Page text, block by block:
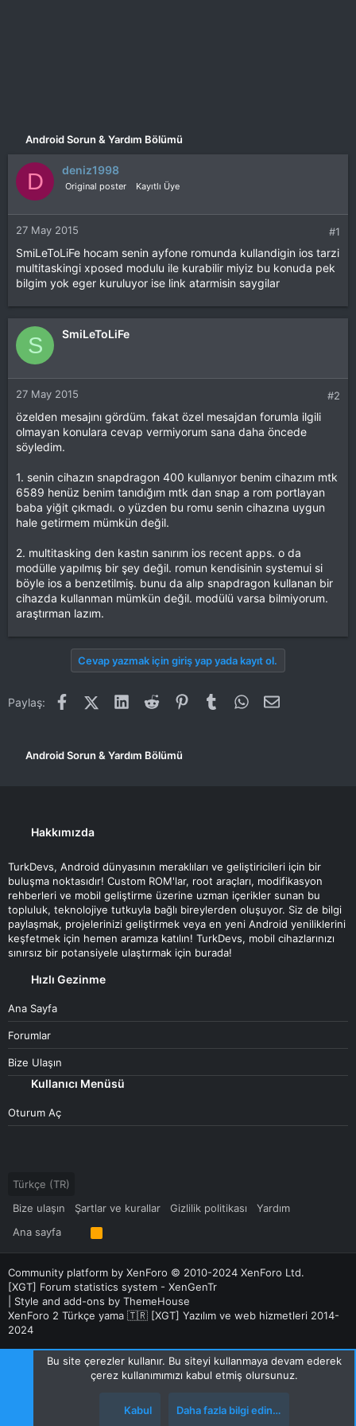
Android Sorun & Yardım Bölümü
D deniz1998
Original poster Kayıtlı Üye
27 May 2015 #1
SmiLeToLiFe hocam senin ayfone romunda kullandigin ios tarzi
multitaskingi xposed modulu ile kurabilir miyiz bu konuda pek
bilgim yok eger kuruluyor ise link atarmisin saygilar
S SmiLeToLiFe
27 May 2015 #2
özelden mesajını gördüm. fakat özel mesajdan forumla ilgili
olmayan konulara cevap vermiyorum sana daha öncede
söyledim.
1. senin cihazın snapdragon 400 kullanıyor benim cihazım mtk
6589 henüz benim tanıdığım mtk dan snap a rom portlayan
baba yiğit çıkmadı. o yüzden bu romu senin cihazına uygun
hale getirmem mümkün değil.
2. multitasking den kastın sanırım ios recent apps. o da
modülle yapılmış bir şey değil. romun kendisinin systemui si
böyle ios a benzetilmiş. bunu da alıp snapdragon kullanan bir
cihazda kullanman mümkün değil. modülü varsa bilmiyorum.
araştırman lazım.
Cevap yazmak için giriş yap yada kayıt ol.
Paylaş: FacebookX (Twitter)
LinkedInReddit PinterestTumblr WhatsAppE-posta
Android Sorun & Yardım Bölümü
Hakkımızda
TurkDevs, Android dünyasının meraklıları ve geliştiricileri için bir
buluşma noktasıdır! Custom ROM'lar, root araçları, modifikasyon
rehberleri ve mobil geliştirme üzerine uzman içerikler sunan bu
topluluk, teknolojiye tutkuyla bağlı bireylerden oluşuyor. Siz de bilgi
paylaşmak, projelerinizi geliştirmek veya en yeni Android yeniliklerini
keşfetmek için hemen aramıza katılın! TurkDevs, mobil cihazlarınızı
sınırsız bir potansiyele ulaştırmak için burada!
Hızlı Gezinme
Ana Sayfa
Forumlar
Bize Ulaşın
Kullanıcı Menüsü
Oturum Aç
Türkçe (TR)
Bize ulaşın
Şartlar ve kurallar Gizlilik politikası
Yardım
Ana sayfa
R
S
S
Community platform by XenForo © 2010-2024 XenForo Ltd.
[XGT] Forum statistics system - XenGenTr
Style and add-ons by ThemeHouse
XenForo 2 Türkçe yama 🇹🇷 [XGT] Yazılım ve web hizmetleri 2014-
2024
Bu site çerezler kullanır. Bu siteyi kullanmaya devam ederek
çerez kullanımımızı kabul etmiş olursunuz.
Kabul Daha fazla bilgi edin…